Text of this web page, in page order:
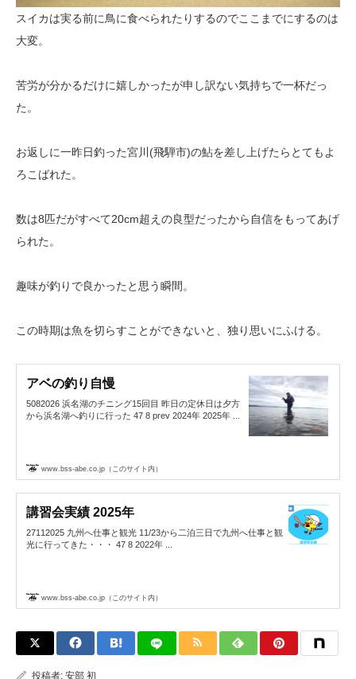
スイカは実る前に鳥に食べられたりするのでここまでにするのは
大変。
苦労が分かるだけに嬉しかったが申し訳ない気持ちで一杯だっ
た。
お返しに一昨日釣った宮川(飛騨市)の鮎を差し上げたらとてもよ
ろこばれた。
数は8匹だがすべて20cm超えの良型だったから自信をもってあげ
られた。
趣味が釣りで良かったと思う瞬間。
この時期は魚を切らすことができないと、独り思いにふける。
アベの釣り自慢
5082026 浜名湖のチニング15回目 昨日の定休日は夕方
から浜名湖へ釣りに行った 47 8 prev 2024年 2025年 ...
www.bss-abe.co.jp（このサイト内）
講習会実績 2025年
27112025 九州へ仕事と観光 11/23から二泊三日で九州へ仕事と観
光に行ってきた・・・ 47 8 2022年 ...
www.bss-abe.co.jp（このサイト内）
投稿者: 安部 初